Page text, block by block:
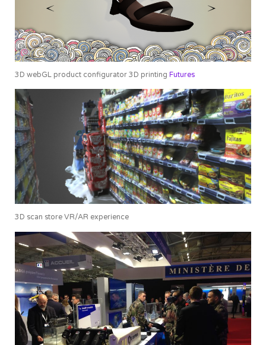
3D webGL product configurator 3D printing Futures
3D scan store VR/AR experience